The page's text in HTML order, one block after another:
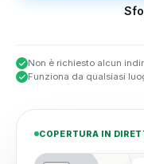
Non è richiesto alcun
Funziona da qualsiasi
COPERTURA IN